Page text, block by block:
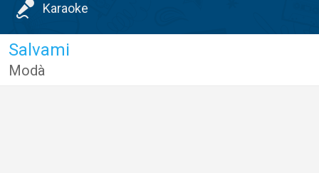
Karaoke
Salvami
Modà